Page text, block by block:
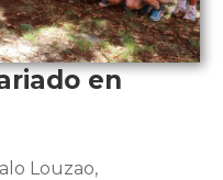
en
Louzao,